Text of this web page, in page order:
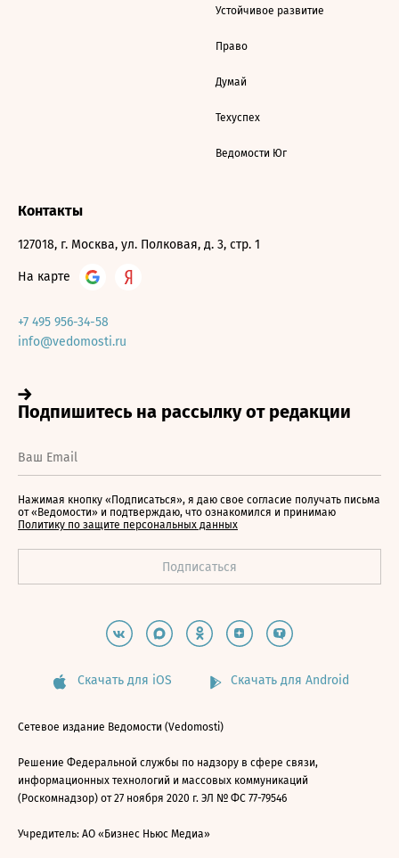
Устойчивое развитие
Право
Думай
Техуспех
Ведомости Юг
Контакты
127018, г. Москва, ул. Полковая, д. 3, стр. 1
На карте
+7 495 956-34-58
info@vedomosti.ru
Нажимая кнопку «Подписаться», я даю свое согласие получать письма
от «Ведомости» и подтверждаю, что ознакомился и принимаю
Политику по защите персональных данных
Скачать для iOS Скачать для Android
Сетевое издание Ведомости (Vedomosti)
Решение Федеральной службы по надзору в сфере связи,
информационных технологий и массовых коммуникаций
(Роскомнадзор) от 27 ноября 2020 г. ЭЛ № ФС 77-79546
Учредитель: АО «Бизнес Ньюс Медиа»